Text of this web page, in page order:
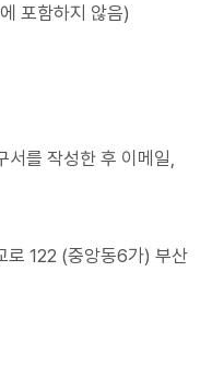
포함하지 않음)
서를 작성한 후 이메일,
122 (중앙동6가) 부산